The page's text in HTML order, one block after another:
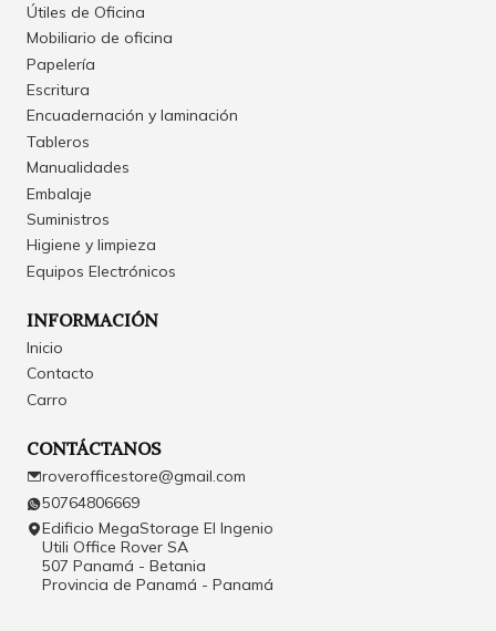
Útiles de Oficina
Mobiliario de oficina
Papelería
Escritura
Encuadernación y laminación
Tableros
Manualidades
Embalaje
Suministros
Higiene y limpieza
Equipos Electrónicos
INFORMACIÓN
Inicio
Contacto
Carro
CONTÁCTANOS
roverofficestore@gmail.com
50764806669
Edificio MegaStorage El Ingenio
Utili Office Rover SA
507 Panamá - Betania
Provincia de Panamá - Panamá